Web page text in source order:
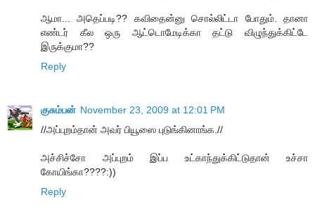
ஆமா... அதெப்படி?? கவிதைன்னு சொல்லிட்டா போதும். தானா
எண்டர் கீல ஒரு ஆட்டொமேடிக்கா தட்டு விழுந்துக்கிட்டே
இருக்குமா??
Reply
குசும்பன் November 23, 2009 at 12:01 PM
//அப்புறம்தான் அவர் பியூஸை புடுங்கினாங்க.//
அச்சிச்சோ அப்புறம் இப்ப உட்காந்துக்கிட்டுதான் உச்சா
கோயிங்கா????:))
Reply